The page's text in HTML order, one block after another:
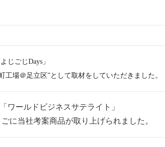
じごじDays」
区”として取材をしていただきました。
ールドビジネスサテライト」
案商品が取り上げられました。